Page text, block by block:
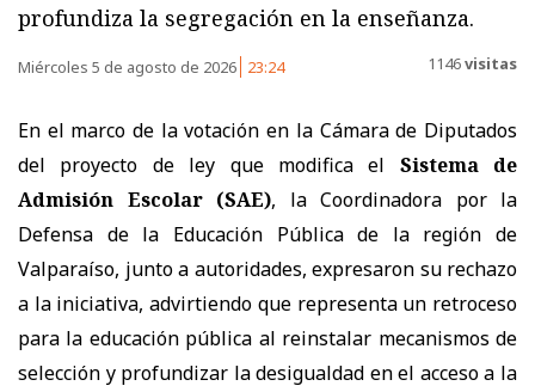
profundiza la segregación en la enseñanza.
Miércoles 5 de agosto de 2026 23:24 1146visitas
En el marco de la votación en la Cámara de Diputados
del proyecto de ley que modifica el
Sistema de
Admisión Escolar (SAE), la Coordinadora por la
Defensa de la Educación Pública de la región de
Valparaíso, junto a autoridades, expresaron su rechazo
a la iniciativa, advirtiendo que representa un retroceso
para la educación pública al reinstalar mecanismos de
selección y profundizar la desigualdad en el acceso a la